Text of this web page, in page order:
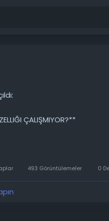
ÇALIŞMIYOR?**
sesimi hiç
493 Görüntülemeler 0